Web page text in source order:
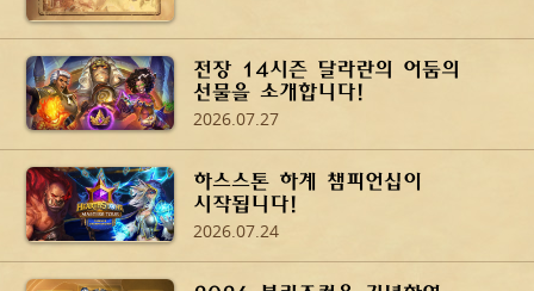
전장 14시즌 달라란의 어둠의
선물을 소개합니다!
2026.07.27
하스스톤 하계 챔피언십이
시작됩니다!
2026.07.24